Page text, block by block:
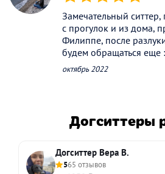
Замечательный
с прогулок и из дома,
Филиппе, после
будем обращаться еще
октябрь 2022
Догситтеры
Догситтер Вера В.
565 отзывов